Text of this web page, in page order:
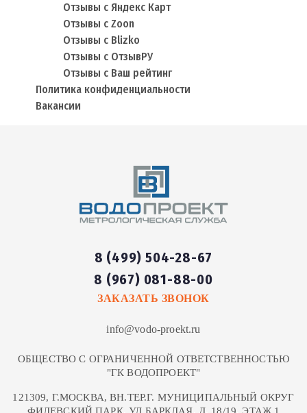
Отзывы с Яндекс Карт
Отзывы с Zoon
Отзывы с Blizko
Отзывы с ОтзывРУ
Отзывы с Ваш рейтинг
Политика конфиденциальности
Вакансии
8 (499) 504-28-67
8 (967) 081-88-00
ЗАКАЗАТЬ ЗВОНОК
info@vodo-proekt.ru
ОБЩЕСТВО С ОГРАНИЧЕННОЙ ОТВЕТСТВЕННОСТЬЮ
"ГК ВОДОПРОЕКТ"
121309, Г.МОСКВА, ВН.ТЕР.Г. МУНИЦИПАЛЬНЫЙ ОКРУГ